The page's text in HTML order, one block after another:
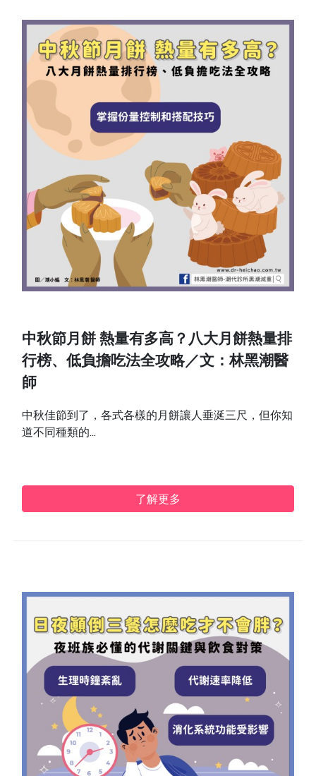
中秋節月餅 熱量有多高？八大月餅熱量排
行榜、低負擔吃法全攻略／文：林黑潮醫
師
中秋佳節到了，各式各樣的月餅讓人垂涎三尺，但你知
道不同種類的...
了解更多